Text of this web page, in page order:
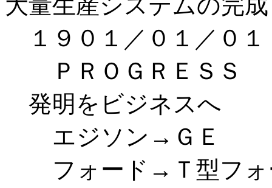
１９０１／０１／０
ＰＲＯＧＲＥＳＳ
発明をビジネスへ
エジソン→ＧＥ
フォード→Ｔ型フォ